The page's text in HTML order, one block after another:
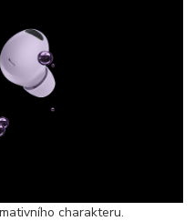
charakteru.